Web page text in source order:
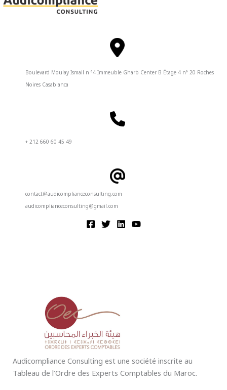
Boulevard Moulay Ismail n °4 Immeuble Gharb Center B Étage 4 n° 20 Roches
Noires Casablanca
+ 212 660 60 45 49
contact@audicomplianceconsulting.com
audicomplianceconsulting@gmail.com
Audicompliance Consulting est une société inscrite au
Tableau de l’Ordre des Experts Comptables du Maroc.